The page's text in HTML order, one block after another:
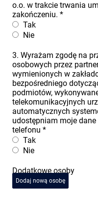
o.o. w trakcie trwania
zakończeniu. *
Tak
Nie
3. Wyrażam zgodę na
osobowych przez
wymienionych w
bezpośredniego
podmiotów,
telekomunikacyjnych
automatycznych
udostępniam moje
telefonu *
Tak
Nie
Dodatkowe osoby
Dodaj nową osobę